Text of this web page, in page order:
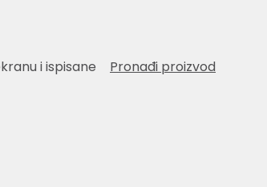
i ispisane
Pronađi proizvod